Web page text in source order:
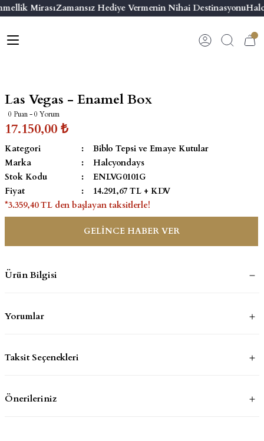
MirasıZamansız Hediye Vermenin Nihai Destinasyonu
Geri Dön
Geri Dön
ve Aksesuarlar
Mum
Geri Dön
Geri Dön
Seriler
Elephant
Las Vegas - Enamel Box
0 Puan - 0 Yorum
17.150,00 ₺
Kategori
Biblo Tepsi ve Emaye Kutular
Marka
Halcyondays
Stok Kodu
ENLVG0101G
Fiyat
14.291,67 TL + KDV
*3.359,40 TL den başlayan taksitlerle!
GELİNCE HABER VER
Ürün Bilgisi
Yorumlar
Taksit Seçenekleri
Önerileriniz